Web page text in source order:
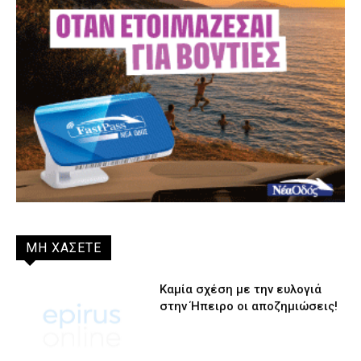
ΜΗ ΧΑΣΕΤΕ
Καμία σχέση με την ευλογιά
στην Ήπειρο οι αποζημιώσεις!